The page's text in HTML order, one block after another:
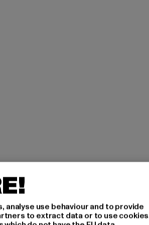
use behaviour and to provide
to extract data or to use